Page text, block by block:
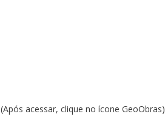
(Após acessar, clique no ícone GeoObras)